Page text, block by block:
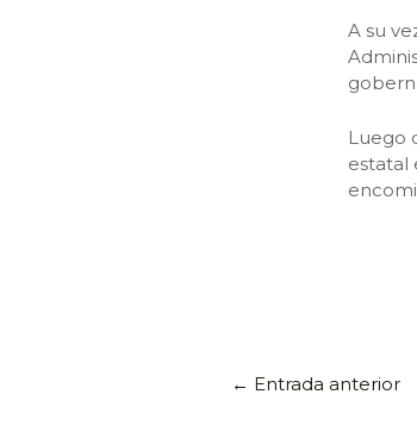
A su
Luego
estatal
← Entrada anterior